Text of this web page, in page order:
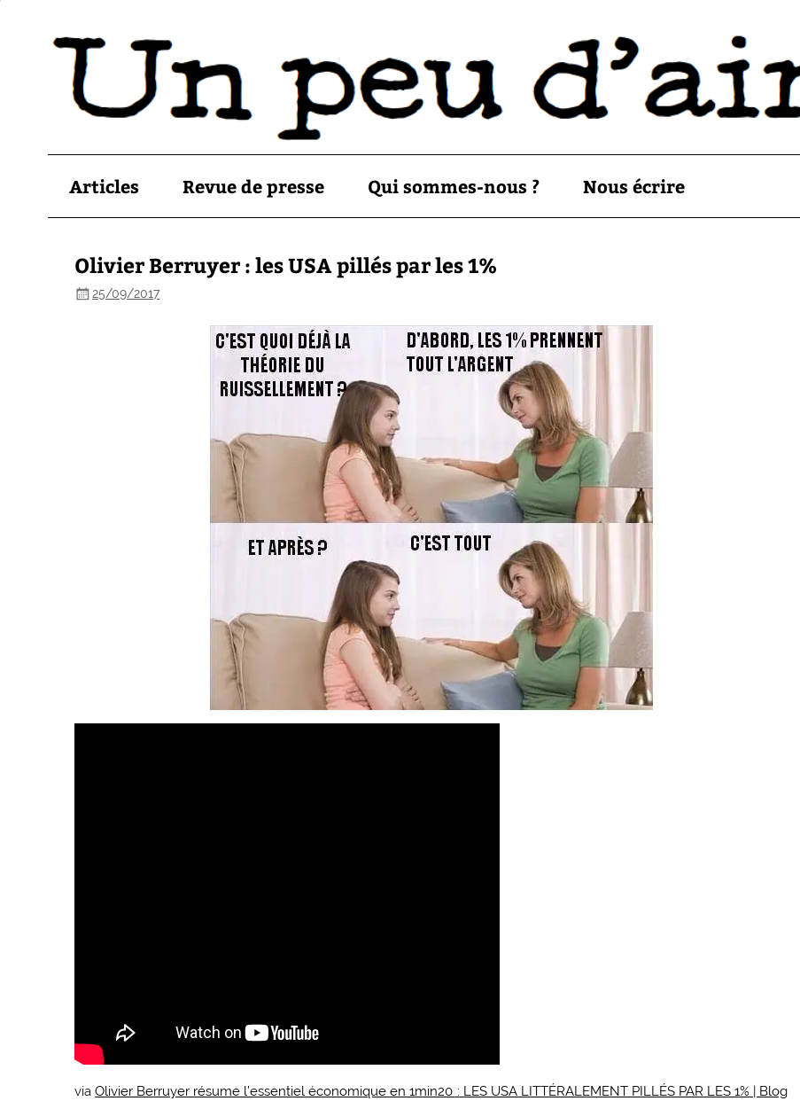
Articles Revue de presse Qui sommes-nous ? Nous écrire
Olivier Berruyer : les USA pillés par les 1%
25/09/2017
viaOlivier Berruyer résume l’essentiel économique en 1min20 : LES USA LITTÉRALEMENT PILLÉS PAR LES 1% | Blog